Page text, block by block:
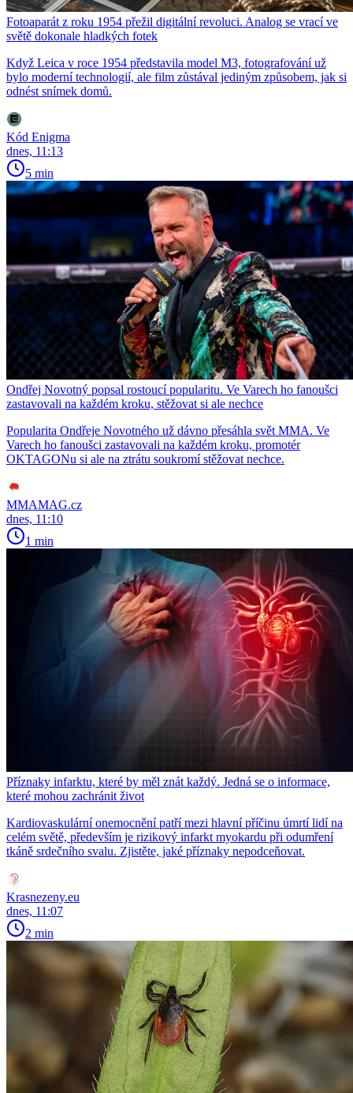
Fotoaparát z roku 1954 přežil digitální revoluci. Analog se vrací ve
světě dokonale hladkých fotek
Když Leica v roce 1954 představila model M3, fotografování už
bylo moderní technologií, ale film zůstával jediným způsobem, jak si
odnést snímek domů.
Kód Enigma
dnes, 11:13
5 min
Ondřej Novotný popsal rostoucí popularitu. Ve Varech ho fanoušci
zastavovali na každém kroku, stěžovat si ale nechce
Popularita Ondřeje Novotného už dávno přesáhla svět MMA. Ve
Varech ho fanoušci zastavovali na každém kroku, promotér
OKTAGONu si ale na ztrátu soukromí stěžovat nechce.
MMAMAG.cz
dnes, 11:10
1 min
Příznaky infarktu, které by měl znát každý. Jedná se o informace,
které mohou zachránit život
Kardiovaskulární onemocnění patří mezi hlavní příčinu úmrtí lidí na
celém světě, především je rizikový infarkt myokardu při odumření
tkáně srdečního svalu. Zjistěte, jaké příznaky nepodceňovat.
Krasnezeny.eu
dnes, 11:07
2 min